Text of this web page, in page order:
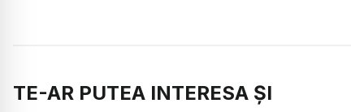
TE-AR PUTEA INTERESA ȘI